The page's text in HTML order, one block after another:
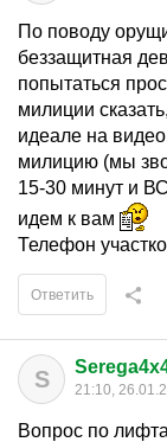
По поводу
беззащитная
попытаться
милиции
идеале на
милицию (мы
15-30 минут и
идем к вам
Телефон
Ответить
S 21:10,
Вопрос по